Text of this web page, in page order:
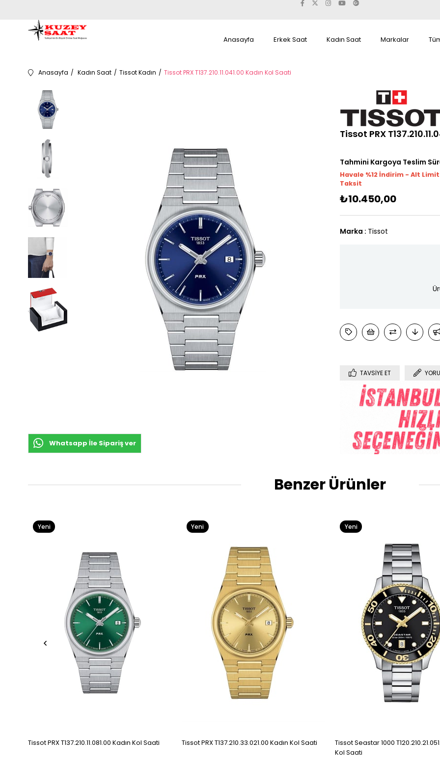
Anasayfa Erkek Saat Kadın Saat Markalar
Anasayfa Kadın Saat Tissot Kadın Tissot PRX T137.210.11.041.00 Kadın Kol Saati
Whatsapp İle Sipariş ver
Tissot PRX
Tahmini Kargoya Teslim
Havale %12 İndirim - Alt Limit
Taksit
₺10.450,00
Marka : Tissot
TAVSIYE ET
Benzer Ürünler
Tissot PRX T137.210.11.081.00 Kadın Kol Saati
Yeni
Tissot PRX T137.210.33.021.00 Kadın Kol Saati
Yeni
Tissot Seastar 1000
Kol Saati
Yeni